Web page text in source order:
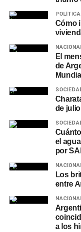
POLÍTICA
Cómo
El
de
Mundial
de
el
por
Los
entre
a los